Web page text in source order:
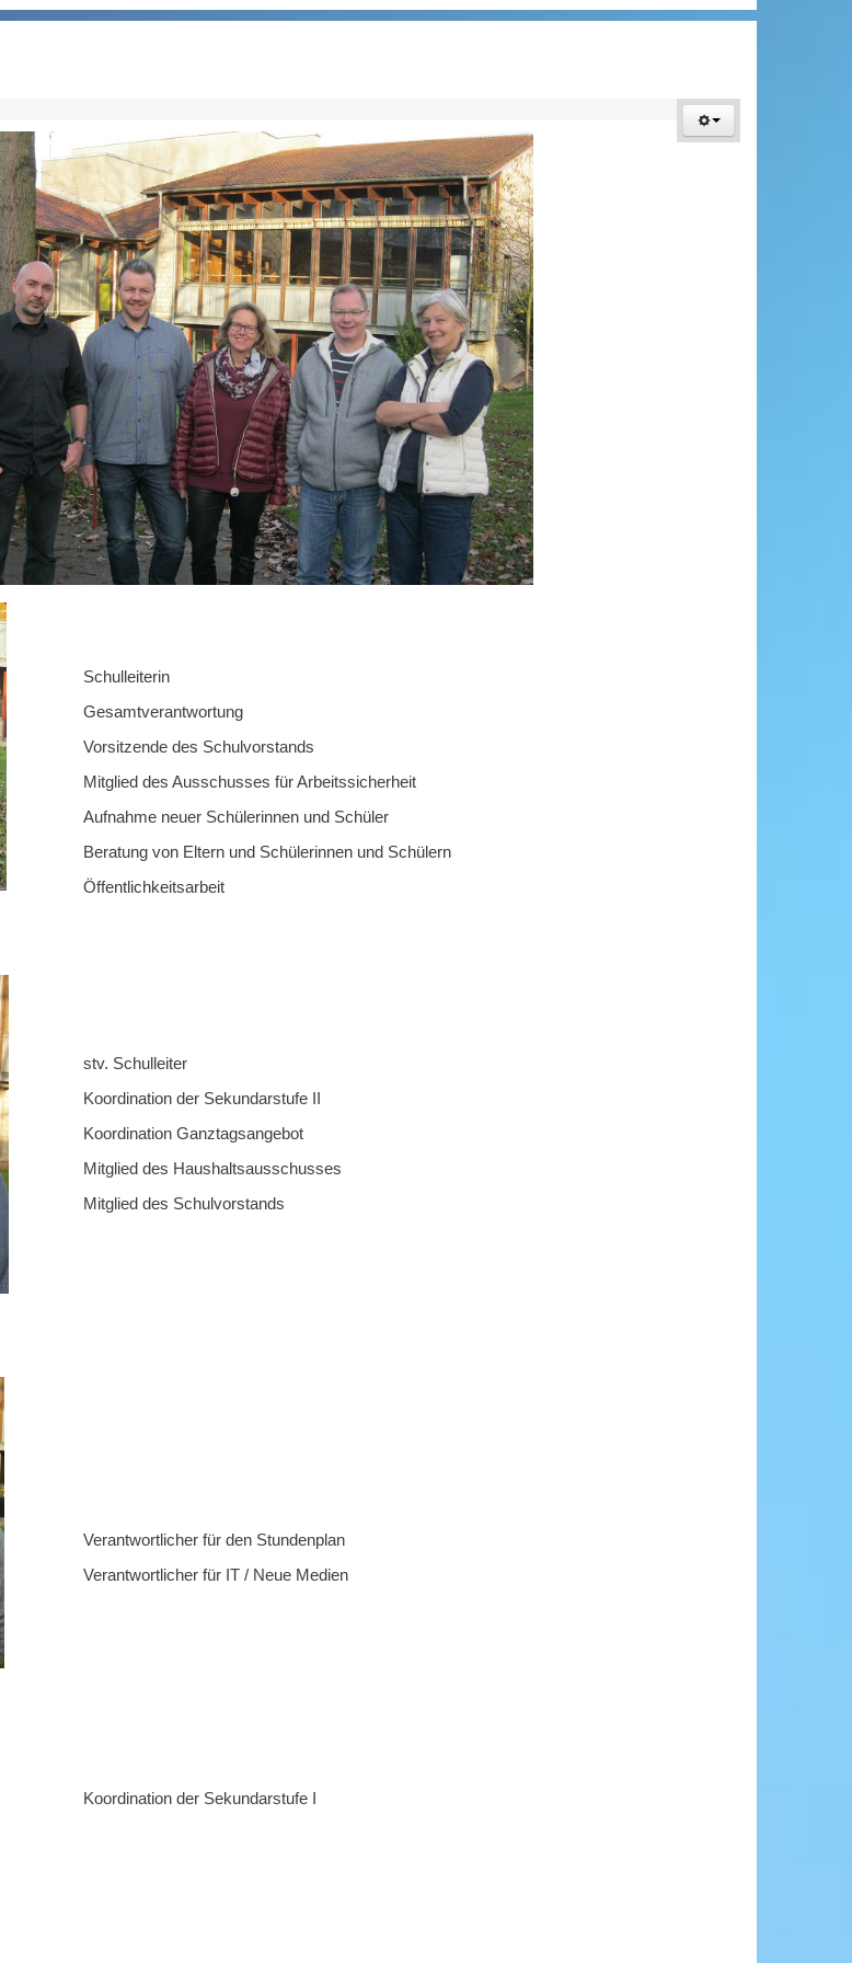
Schulleiterin
Gesamtverantwortung
Vorsitzende des Schulvorstands
Mitglied des Ausschusses für Arbeitssicherheit
Aufnahme neuer Schülerinnen und Schüler
Beratung von Eltern und Schülerinnen und Schülern
Öffentlichkeitsarbeit
stv. Schulleiter
Koordination der Sekundarstufe II
Koordination Ganztagsangebot
Mitglied des Haushaltsausschusses
Mitglied des Schulvorstands
Verantwortlicher für den Stundenplan
Verantwortlicher für IT / Neue Medien
Koordination der Sekundarstufe I